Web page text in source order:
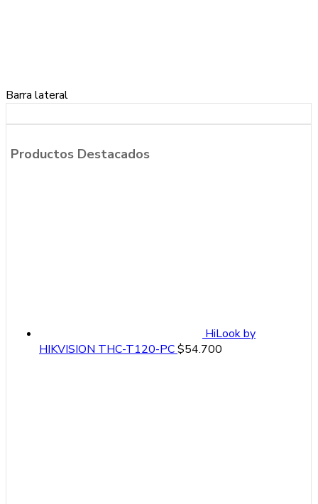
Barra lateral
Productos Destacados
HiLook by
HIKVISION THC-T120-PC$54.700